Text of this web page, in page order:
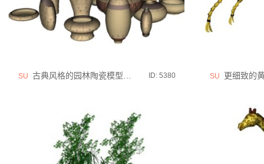
SU 古典风格的园林陶瓷模型数个 ID: 5380 SU 更细致的